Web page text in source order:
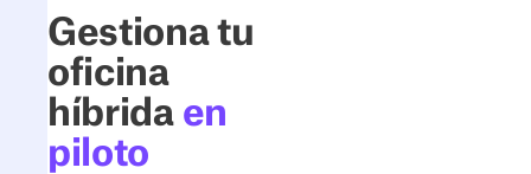
Gestiona tu
oficina
híbrida en
piloto